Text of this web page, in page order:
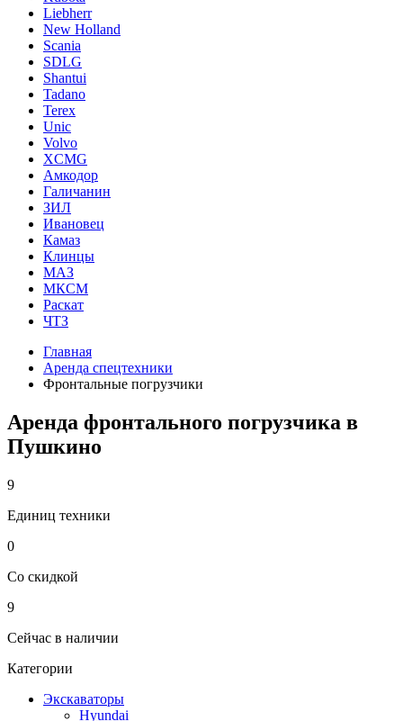
Liebherr
New Holland
Scania
SDLG
Shantui
Tadano
Terex
Unic
Volvo
XCMG
Амкодор
Галичанин
ЗИЛ
Ивановец
Камаз
Клинцы
МАЗ
МКСМ
Раскат
ЧТЗ
Главная
Аренда спецтехники
Фронтальные погрузчики
Аренда фронтального погрузчика в
Пушкино
9
Единиц техники
0
Со скидкой
9
Сейчас в наличии
Категории
Экскаваторы
Hyundai